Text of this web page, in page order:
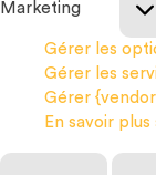
Marketing
Gérer les
Gérer les
Gérer
En savoir